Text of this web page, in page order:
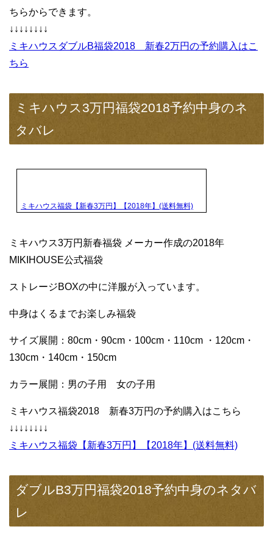
ちらからできます。
↓↓↓↓↓↓↓↓
ミキハウスダブルB福袋2018 新春2万円の予約購入はこ
ちら
ミキハウス3万円福袋2018予約中身のネ
タバレ
ミキハウス福袋【新春3万円】【2018年】(送料無料)
ミキハウス3万円新春福袋 メーカー作成の2018年
MIKIHOUSE公式福袋
ストレージBOXの中に洋服が入っています。
中身はくるまでお楽しみ福袋
サイズ展開：80cm・90cm・100cm・110cm ・120cm・
130cm・140cm・150cm
カラー展開：男の子用 女の子用
ミキハウス福袋2018 新春3万円の予約購入はこちら
↓↓↓↓↓↓↓↓
ミキハウス福袋【新春3万円】【2018年】(送料無料)
ダブルB3万円福袋2018予約中身のネタバ
レ